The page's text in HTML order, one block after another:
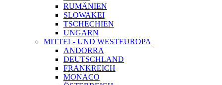
RUMÄNIEN
SLOWAKEI
TSCHECHIEN
UNGARN
MITTEL- UND WESTEUROPA
ANDORRA
DEUTSCHLAND
FRANKREICH
MONACO